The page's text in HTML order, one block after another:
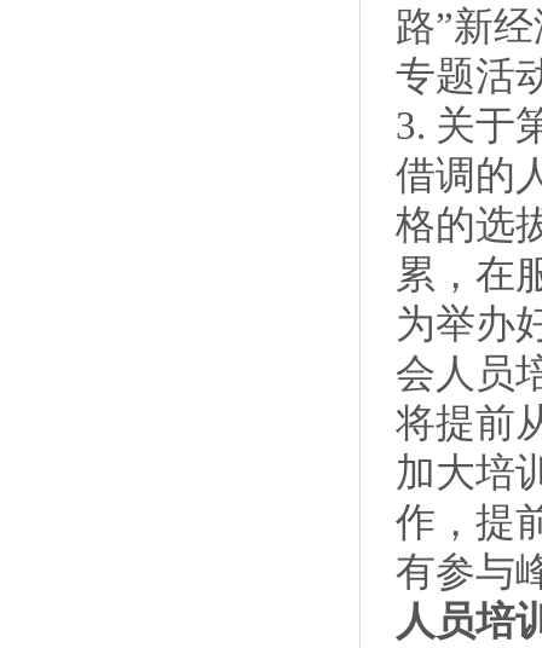
路”新
专题活
3. 关于
借调的
格的选
累，在
为举办
会人员
将提前
加大培
作，提
有参与
人员培